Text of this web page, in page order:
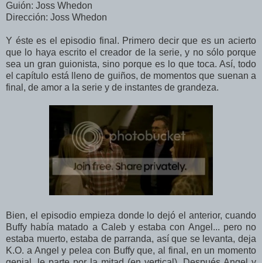
Guión: Joss Whedon
Dirección: Joss Whedon
Y éste es el episodio final. Primero decir que es un acierto
que lo haya escrito el creador de la serie, y no sólo porque
sea un gran guionista, sino porque es lo que toca. Así, todo
el capítulo está lleno de guiños, de momentos que suenan a
final, de amor a la serie y de instantes de grandeza.
Bien, el episodio empieza donde lo dejó el anterior, cuando
Buffy había matado a Caleb y estaba con Angel... pero no
estaba muerto, estaba de parranda, así que se levanta, deja
K.O. a Angel y pelea con Buffy que, al final, en un momento